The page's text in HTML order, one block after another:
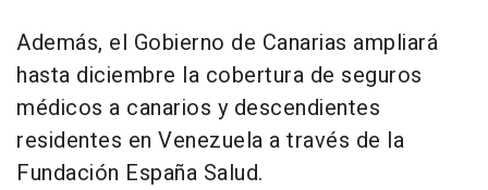
Además, el Gobierno de Canarias ampliará
hasta diciembre la cobertura de seguros
médicos a canarios y descendientes
residentes en Venezuela a través de la
Fundación España Salud.